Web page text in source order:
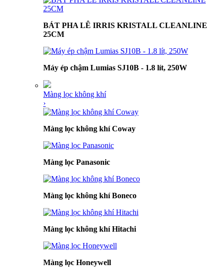
BÁT PHA LÊ IRRIS KRISTALL CLEANLINE
25CM
Máy ép chậm Lumias SJ10B - 1.8 lít, 250W
Màng lọc không khí
›
Màng lọc không khí Coway
Màng lọc Panasonic
Màng lọc không khí Boneco
Màng lọc không khí Hitachi
Màng lọc Honeywell